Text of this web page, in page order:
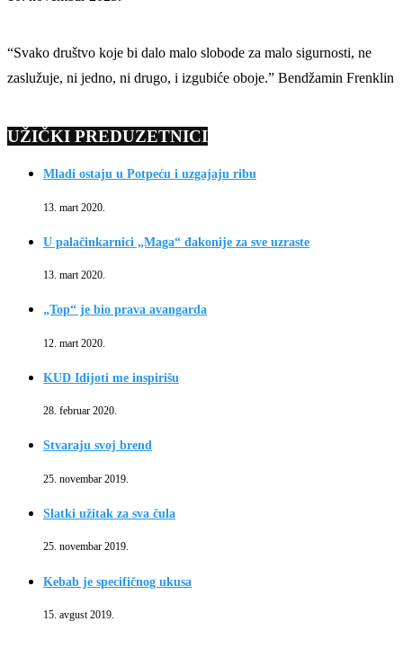
“Svako društvo koje bi dalo malo slobode za malo sigurnosti, ne
zaslužuje, ni jedno, ni drugo, i izgubiće oboje.” Bendžamin Frenklin
UŽIČKI PREDUZETNICI
Mladi ostaju u Potpeću i uzgajaju ribu
13. mart 2020.
U palačinkarnici „Maga“ đakonije za sve uzraste
13. mart 2020.
„Top“ je bio prava avangarda
12. mart 2020.
KUD Idijoti me inspirišu
28. februar 2020.
Stvaraju svoj brend
25. novembar 2019.
Slatki užitak za sva čula
25. novembar 2019.
Kebab je specifičnog ukusa
15. avgust 2019.